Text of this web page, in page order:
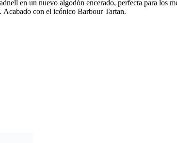
en un nuevo algodón encerado, perfecta para los
Acabado con el icónico Barbour Tartan.